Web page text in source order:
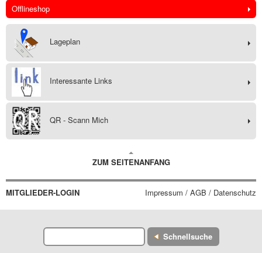
Offlineshop
Lageplan
Interessante Links
QR - Scann Mich
ZUM SEITENANFANG
MITGLIEDER-LOGIN Impressum / AGB / Datenschutz
Schnellsuche